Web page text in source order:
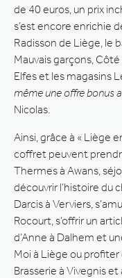
de 40 euros, un prix
s’est encore enrichie
Radisson de Liège, le
Mauvais garçons,
Elfes et les magasins
même une offre bonus
Nicolas.
Ainsi, grâce à « Liège
coffret peuvent
Thermes à Awans,
découvrir l’histoire du
Darcis à Verviers,
Rocourt, s’offrir un
d’Anne à Dalhem et
Moi à Liège ou profiter
Brasserie à Vivegnis et